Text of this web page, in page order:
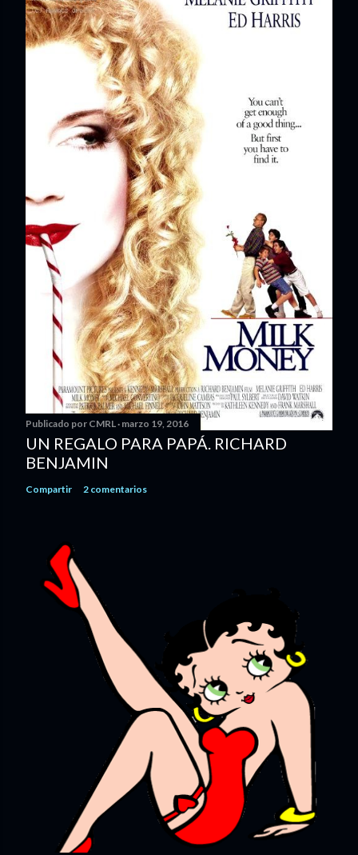
Publicado por CMRL marzo 19, 2016
UN REGALO PARA PAPÁ. RICHARD
BENJAMIN
Compartir 2 comentarios